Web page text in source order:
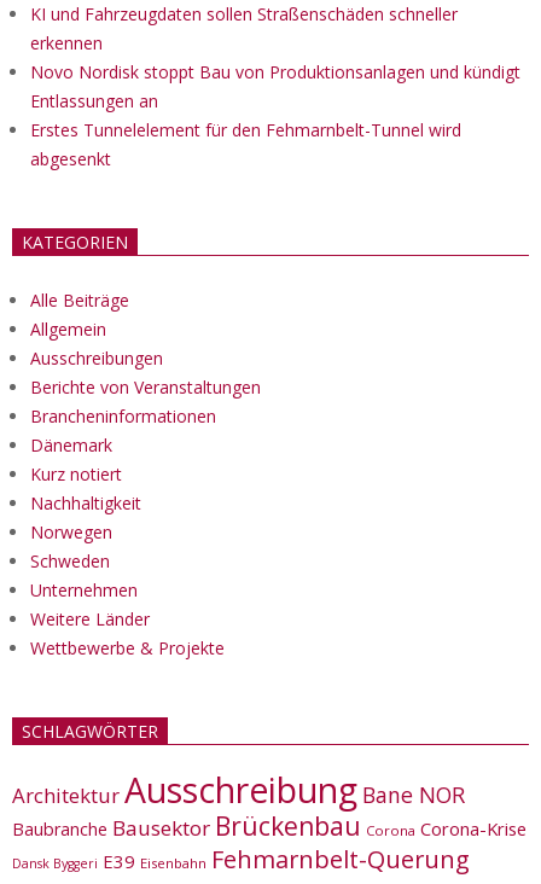
KI und Fahrzeugdaten sollen Straßenschäden schneller
erkennen
Novo Nordisk stoppt Bau von Produktionsanlagen und kündigt
Entlassungen an
Erstes Tunnelelement für den Fehmarnbelt-Tunnel wird
abgesenkt
KATEGORIEN
Alle Beiträge
Allgemein
Ausschreibungen
Berichte von Veranstaltungen
Brancheninformationen
Dänemark
Kurz notiert
Nachhaltigkeit
Norwegen
Schweden
Unternehmen
Weitere Länder
Wettbewerbe & Projekte
SCHLAGWÖRTER
ArchitekturAusschreibung Bane NOR
Baubranche Bausektor Brückenbau Corona Corona-Krise
Dansk Byggeri E39 Eisenbahn Fehmarnbelt-Querung